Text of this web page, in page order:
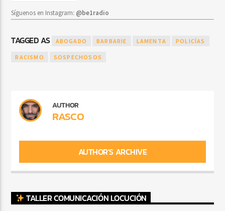
Síguenos en Instagram: @be1radio
TAGGED AS ABOGADO BARBARIE LAMENTA POLICÍAS
RACISMO SOSPECHOSOS
AUTHOR
RASCO
AUTHOR'S ARCHIVE
TALLER COMUNICACIÓN LOCUCIÓN